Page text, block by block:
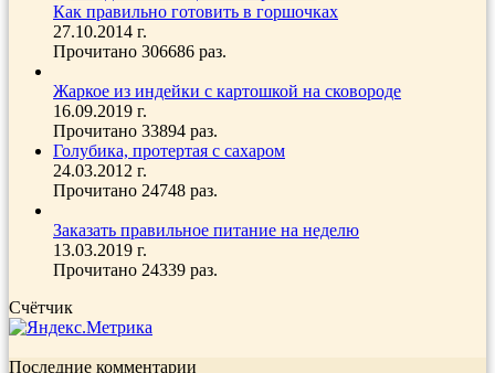
Как правильно готовить в горшочках
27.10.2014 г.
Прочитано 306686 раз.
Жаркое из индейки с картошкой на сковороде
16.09.2019 г.
Прочитано 33894 раз.
Голубика, протертая с сахаром
24.03.2012 г.
Прочитано 24748 раз.
Заказать правильное питание на неделю
13.03.2019 г.
Прочитано 24339 раз.
Счётчик
Последние комментарии